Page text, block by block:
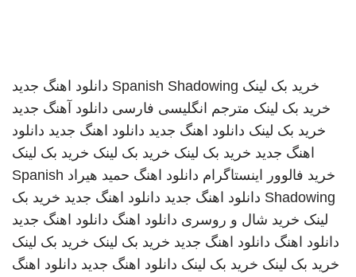
خرید بک لینک Spanish Shadowing دانلود اهنگ جدید
خرید بک لینک مترجم انگلیسی فارسی دانلود آهنگ جدید
خرید بک لینک دانلود اهنگ جدید دانلود اهنگ جدید دانلود
اهنگ جدید خرید بک لینک خرید بک لینک خرید بک لینک
خرید فالوور اینستاگرام دانلود اهنگ حمید هیراد Spanish
Shadowing دانلود اهنگ جدید دانلود اهنگ جدید خرید بک
لینک خرید شال و روسری دانلود اهنگ دانلود اهنگ جدید
دانلود اهنگ دانلود اهنگ جدید خرید بک لینک خرید بک لینک
خرید بک لینک خرید بک لینک دانلود اهنگ جدید دانلود اهنگ